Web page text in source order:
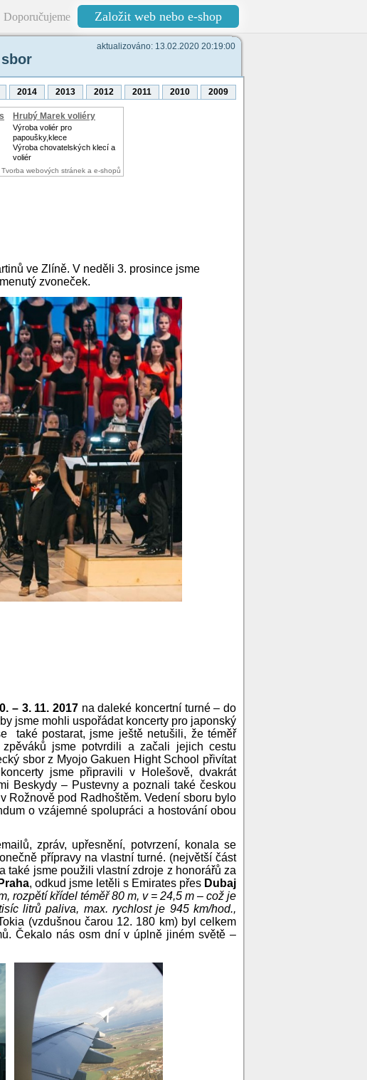
Doporučujeme Založit web nebo e-shop
aktualizováno: 13.02.2020 20:19:00
2009
2010
2011
2012
2013
2014
Hrubý Marek voliéry
Výroba voliér pro
papoušky,klece
Výroba chovatelských klecí a
voliér
Tvorba webových stránek a e-shopů
ve Zlíně. V neděli 3. prosince jsme
zvoneček.
– 3. 11. 2017 na daleké koncertní turné – do
jsme mohli uspořádat koncerty pro japonský
postarat, jsme ještě netušili, že téměř
jsme potvrdili a začali jejich cestu
sbor z Myojo Gakuen Hight School přivítat
jsme připravili v Holešově, dvakrát
Beskydy – Pustevny a poznali také českou
Rožnově pod Radhoštěm. Vedení sboru bylo
o vzájemné spolupráci a hostování obou
zpráv, upřesnění, potvrzení, konala se
přípravy na vlastní turné. (největší část
také jsme použili vlastní zdroje z honorářů za
Praha, odkud jsme letěli s Emirates přes Dubaj
rozpětí křídel téměř 80 m, v = 24,5 m – což je
litrů paliva, max. rychlost je 945 km/hod.,
(vzdušnou čarou 12. 180 km) byl celkem
Čekalo nás osm dní v úplně jiném světě –